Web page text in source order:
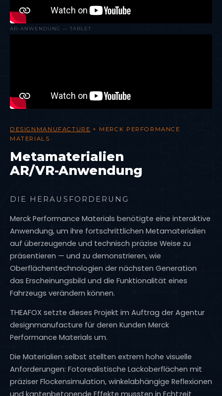
AR-ANWENDUNG — TABLET
DESIGNMANUFACTURE × MERCK PERFORMANCE
MATERIALS
Metamaterialien
AR/VR-Anwendung
DIE HERAUSFORDERUNG
Merck Performance Materials benötigte eine interaktive
Anwendung, um ihre fortschrittlichen Metamaterialien
auf überzeugende und technisch präzise Weise zu
präsentieren — und zu demonstrieren, wie
Oberflächentechnologien der nächsten Generation
das Erscheinungsbild und die Funktionalität eines
Fahrzeugs verändern können.
THEAFOX setzte dieses Projekt im Auftrag der Agentur
designmanufacture für deren Kunden Merck
Performance Materials um.
Die Materialien selbst stellten extrem hohe visuelle
Anforderungen: Fotorealistische Lackoberflächen mit
präziser Flockensimulation, winkelabhängige Reflexionen
und kantenbetonende Effekte mussten in Echtzeit